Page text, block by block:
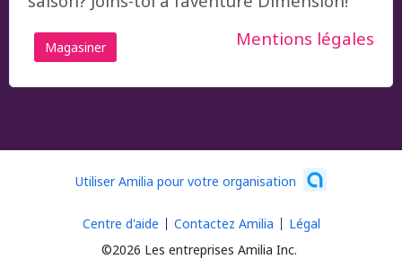
Magasiner Mentions légales
Utiliser Amilia pour votre organisation
©2026 Les entreprises Amilia Inc.
Centre d'aide Contactez Amilia Légal